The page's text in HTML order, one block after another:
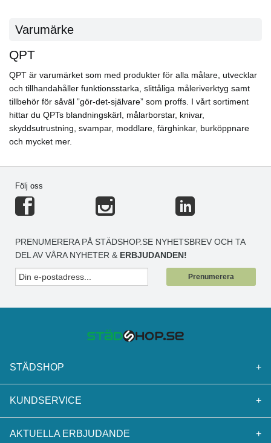
Varumärke
QPT
QPT är varumärket som med produkter för alla målare, utvecklar
och tillhandahåller funktionsstarka, slittåliga måleriverktyg samt
tillbehör för såväl ”gör-det-självare” som proffs. I vårt sortiment
hittar du QPTs blandningskärl, målarborstar, knivar,
skyddsutrustning, svampar, moddlare, färghinkar, burköppnare
och mycket mer.
Följ oss
PRENUMERERA PÅ STÄDSHOP.SE NYHETSBREV OCH TA
DEL AV VÅRA NYHETER & ERBJUDANDEN!
Prenumerera
STÄDSHOP +
KUNDSERVICE +
AKTUELLA ERBJUDANDE +